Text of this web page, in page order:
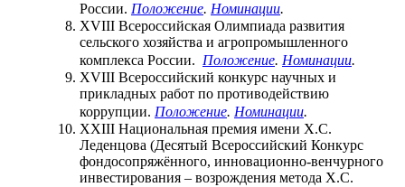
России. Положение. Номинации.
XVIII Всероссийская Олимпиада развития
сельского хозяйства и агропромышленного
комплекса России. Положение. Номинации.
XVIII Всероссийский конкурс научных и
прикладных работ по противодействию
коррупции. Положение. Номинации.
XXIII Национальная премия имени Х.С.
Леденцова (Десятый Всероссийский Конкурс
фондосопряжённого, инновационно-венчурного
инвестирования – возрождения метода Х.С.